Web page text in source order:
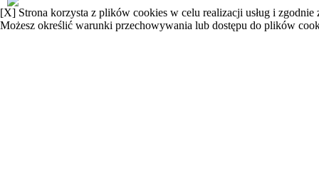
[X] Strona korzysta z plików cookies w celu realizacji usług i zgodnie
Możesz określić warunki przechowywania lub dostępu do plików